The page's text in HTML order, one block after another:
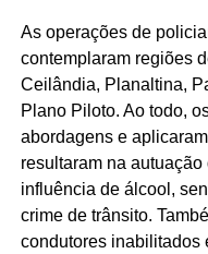
As operações de
contemplaram regiões
Ceilândia, Planaltina,
Plano Piloto. Ao todo,
abordagens e
resultaram na
influência de álcool,
crime de trânsito.
condutores inabilitados